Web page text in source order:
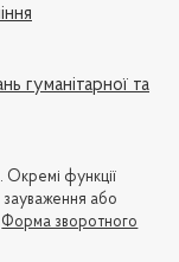
гуманітарної та
функції
або
Форма зворотного